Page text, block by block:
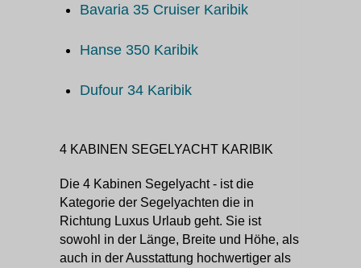
Bavaria 35 Cruiser Karibik
Hanse 350 Karibik
Dufour 34 Karibik
4 KABINEN SEGELYACHT KARIBIK
Die 4 Kabinen Segelyacht - ist die
Kategorie der Segelyachten die in
Richtung Luxus Urlaub geht. Sie ist
sowohl in der Länge, Breite und Höhe, als
auch in der Ausstattung hochwertiger als